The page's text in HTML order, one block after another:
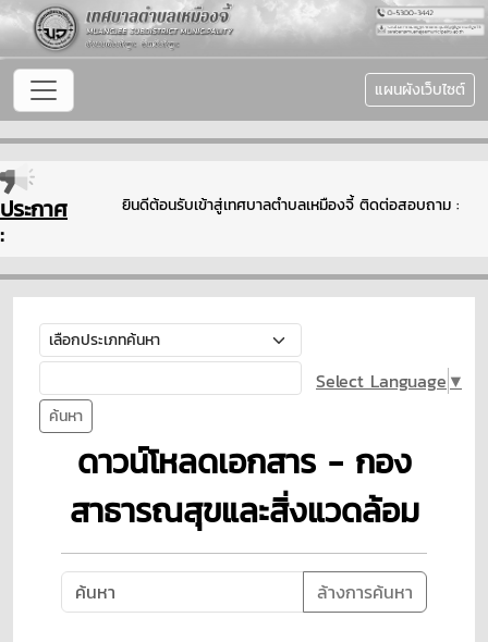
แผนผังเว็บไซต์
ประกาศ
:
ยินดีต้อนรับเข้าสู่เทศบาลตำบลเหมืองจี้ ติดต่อสอบถาม : โ
ค้นหา
Select Language ▼
ดาวน์โหลดเอกสาร - กอง
สาธารณสุขและสิ่งแวดล้อม
ล้างการค้นหา